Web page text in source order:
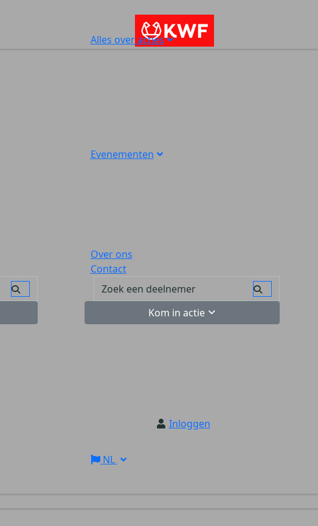
Alles over acties
Evenementen
Over ons
Contact
Kom in actie
Inloggen
NL